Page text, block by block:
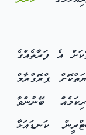
އެ ފަރާތެއްގެ
ޕްރޮގްރާމް
ބޭނުންވާ
ކަނޑައަޅާ